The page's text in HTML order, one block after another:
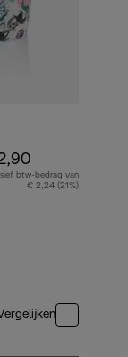
btw-bedrag van
€ 2,24 (21%)